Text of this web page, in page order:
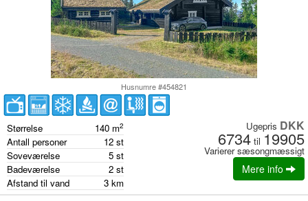
Husnumre #454821
Størrelse 140 m2
Antall personer 12 st
Soveværelse
5 st
Badeværelse
2 st
Afstand til vand
3 km
Ugepris DKK
6734 til 19905
Varierer sæsongmæssigt
Mere info